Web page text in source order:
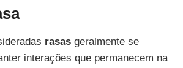
rasas geralmente se
interações que permanecem na